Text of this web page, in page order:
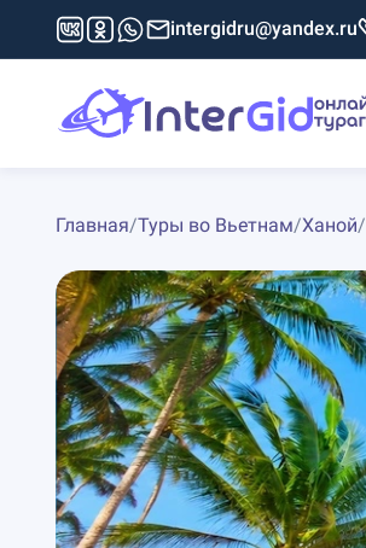
intergidru@yandex.ru
Главная/Туры во Вьетнам/Ханой/